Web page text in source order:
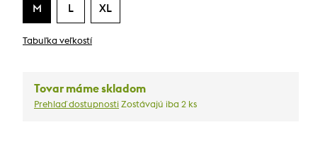
M L XL
Tabuľka veľkostí
Tovar máme skladom
Prehlaď dostupnosti Zostávajú iba 2 ks